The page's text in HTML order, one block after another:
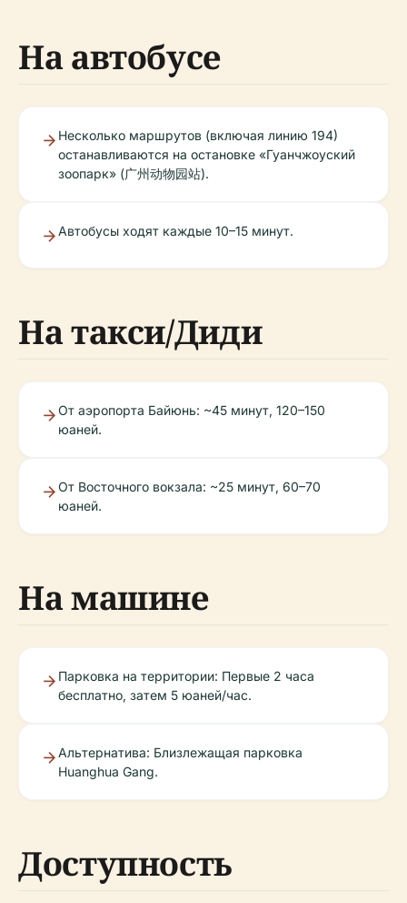
На автобусе
Несколько маршрутов (включая линию 194)
останавливаются на остановке «Гуанчжоуский
зоопарк» (广州动物园站).
Автобусы ходят каждые 10–15 минут.
На такси/Диди
От аэропорта Байюнь: ~45 минут, 120–150
юаней.
От Восточного вокзала: ~25 минут, 60–70
юаней.
На машине
Парковка на территории: Первые 2 часа
бесплатно, затем 5 юаней/час.
Альтернатива: Близлежащая парковка
Huanghua Gang.
Доступность